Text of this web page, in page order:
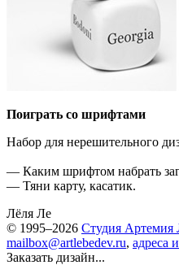
Поиграть со шрифтами
Набор для нерешительного
— Каким шрифтом набрать
— Тяни карту, касатик.
Лёля Ле
© 1995–2026 Студия Артемия
mailbox@artlebedev.ru, адреса
Заказать дизайн...